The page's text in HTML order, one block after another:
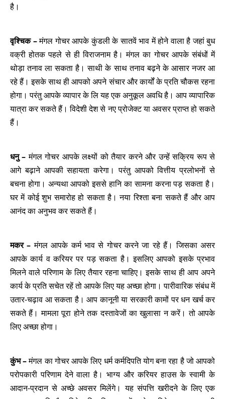
है।
वृश्चिक –मंगल गोचर आपके कुंडली के सातवें भाव में होने वाला है जहां बुध
वक्री होतक पहले से ही विराजनाम है। मंगल का गोचर आपके संबंधों में
थोड़ा तनाव ला सकता है। साथी के साथ तनाव बढ़ने के आसार नजर आ
रहे हैं। इसके साथ ही आपको अपने संचार और कार्यों के प्रति चौकस रहना
होगा। परंतु आपके व्यापार के लि यह एक अनुकूल अवधि है। आप व्यापारिक
यात्रा कर सकते हैं। विदेशी देश से नए प्रोजेक्ट या अवसर प्राप्त हो सकते
हैं।
धनु –मंगल गोचर आपके लक्ष्यों को तैयार करने और उन्हें सक्रिय रूप से
आगे बढ़ाने आपकी सहायता करेगा। परंतु आपको वित्तीय प्रलोभनों से
बचना होगा। अन्यथा आपको इससे हानि का सामना करना पड़ सकता है।
घर में कोई शुभ समारोह हो सकता है। नया रिश्ता बना सकते हैं और आप
आनंद का अनुभव कर सकते हैं।
मकर – मंगल आपके कर्म भाव से गोचर करने जा रहे हैं। जिसका असर
आपके कार्य व करियर पर पड़ सकता है। इसलिए आपको इसके प्रभाव
मिलने वाले परिणाम के लिए तैयार रहना चाहिए। इसके साथ ही आप अपने
कार्य के प्रति सचेत रहें तो आपके लिए यह अच्छा होगा। पारीवारिक संबंध में
उतार-चढ़ाव आ सकता है। आप कानूनी या सरकारी कामों पर धन खर्च कर
सकते हैं। मामला पूरा होने तक दस्तावेजों का खुलासा न करें। तो आपके
लिए अच्छा होगा।
कुंभ –मंगल का गोचर आपके लिए धर्म कर्मदिपति योग बना रहा है जो आपको
परोपकारी परिणाम देने वाला है। भाग्य और करियर हाउस के स्वामी के
आदान-प्रदान से अच्छे अवसर मिलेंगे। यह संपत्ति खरीदने के लिए एक